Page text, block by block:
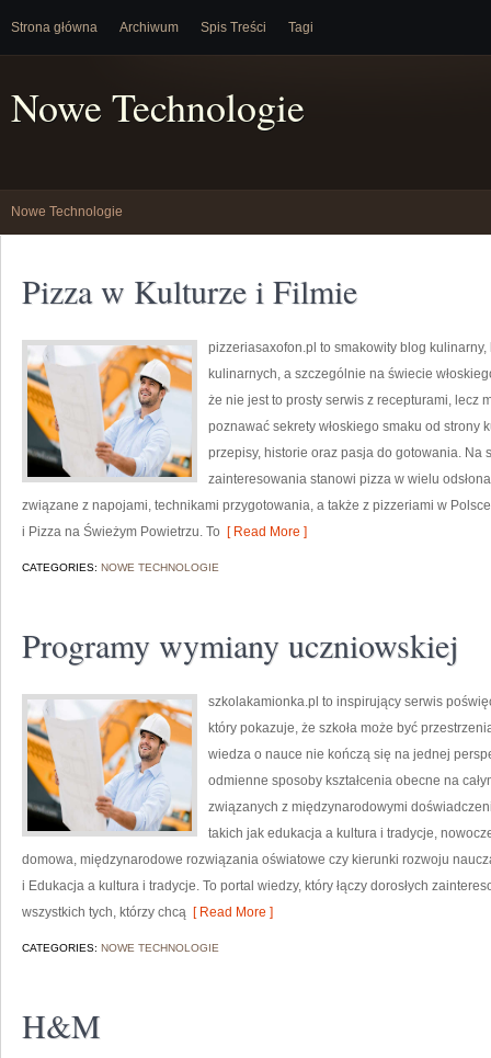
Strona główna Archiwum Spis Treści Tagi
Nowe Technologie
Nowe Technologie
Pizza w Kulturze i Filmie
pizzeriasaxofon.pl to smakowity blog
kulinarnych, a szczególnie na świecie
że nie jest to prosty serwis z recepturami, lecz
poznawać sekrety włoskiego smaku od strony
przepisy, historie oraz pasja do gotowania. Na
zainteresowania stanowi pizza w wielu
związane z napojami, technikami przygotowania, a także z pizzeriami w
i Pizza na Świeżym Powietrzu. To [ Read More ]
CATEGORIES: NOWE TECHNOLOGIE
Programy wymiany uczniowskiej
szkolakamionka.pl to inspirujący serwis
który pokazuje, że szkoła może być
wiedza o nauce nie kończą się na jednej
odmienne sposoby kształcenia obecne na
związanych z międzynarodowymi
takich jak edukacja a kultura i tradycje,
domowa, międzynarodowe rozwiązania oświatowe czy kierunki rozwoju
i Edukacja a kultura i tradycje. To portal wiedzy, który łączy dorosłych
wszystkich tych, którzy chcą [ Read More ]
CATEGORIES: NOWE TECHNOLOGIE
H&M